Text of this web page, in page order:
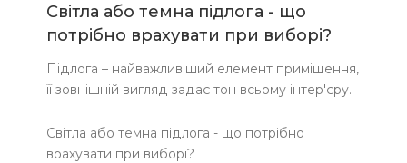
Світла або темна підлога - що
потрібно врахувати при виборі?
Підлога – найважливіший елемент приміщення,
її зовнішній вигляд задає тон всьому інтер'єру.
Світла або темна підлога - що потрібно
врахувати при виборі?